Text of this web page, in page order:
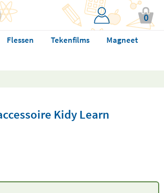
0
Flessen Tekenfilms
Magneet
Kidy Learn